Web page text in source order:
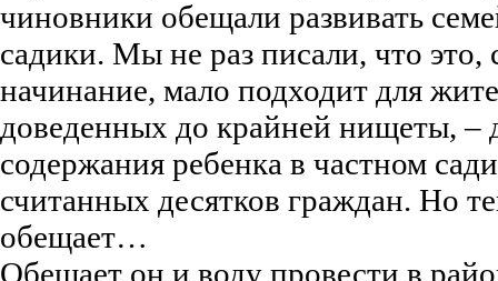
чиновники обещали развивать
садики. Мы не раз писали, что это,
начинание, мало подходит для
доведенных до крайней нищеты, –
содержания ребенка в частном
считанных десятков граждан. Но
обещает…
Обещает он и воду провести в